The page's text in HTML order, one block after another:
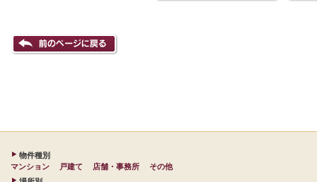
物件種別
マンション
戸建て 店舗・事務所
その他